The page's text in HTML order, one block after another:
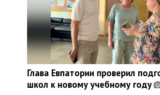
Глава Евпатории проверил
школ к новому учебному году